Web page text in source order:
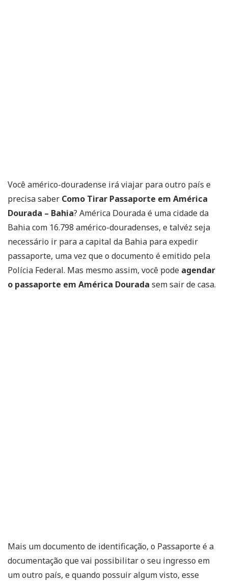
Você américo-douradense irá viajar para outro país e
precisa saber Como Tirar Passaporte em América
Dourada – Bahia? América Dourada é uma cidade da
Bahia com 16.798 américo-douradenses, e talvéz seja
necessário ir para a capital da Bahia para expedir
passaporte, uma vez que o documento é emitido pela
Polícia Federal. Mas mesmo assim, você pode agendar
o passaporte em América Dourada sem sair de casa.
Mais um documento de identificação, o Passaporte é a
documentação que vai possibilitar o seu ingresso em
um outro país, e quando possuir algum visto, esse